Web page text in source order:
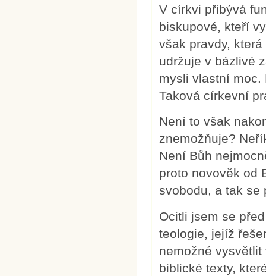
V církvi přibývá
biskupové, kteří
však pravdy,
udržuje v bázlivé
mysli vlastní moc.
Taková církevní
Není to však
znemožňuje?
Není Bůh
proto novověk od
svobodu, a tak se
Ocitli jsem se
teologie, jejíž
nemožné
biblické texty,